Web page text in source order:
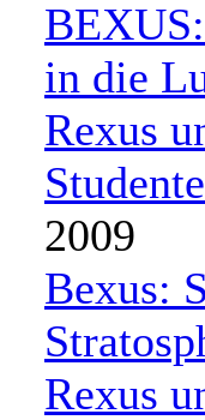
in die
Rexus
2009
Bexus:
Rexus